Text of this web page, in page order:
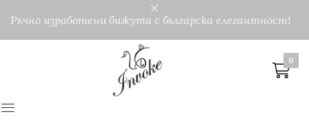
Ръчно изработени бижута с българска елегантност!
0
0